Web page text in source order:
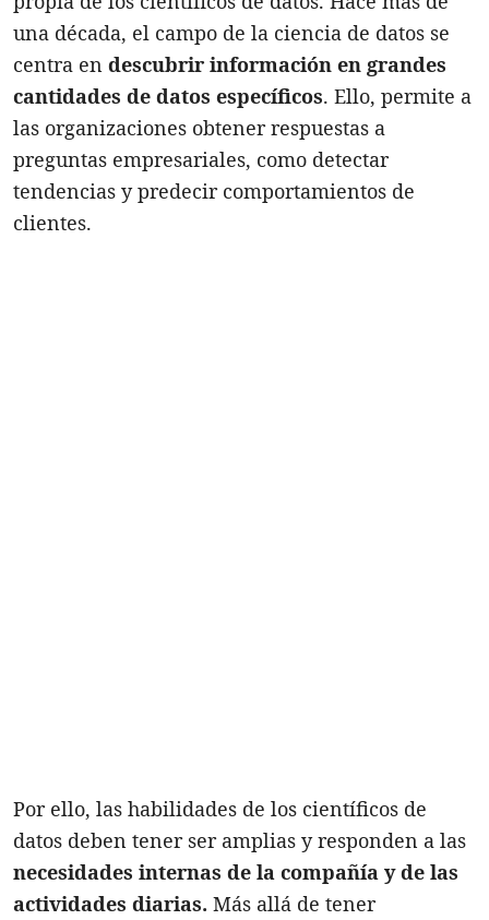
una década, el campo de la ciencia de datos se
centra en descubrir información en grandes
cantidades de datos específicos. Ello, permite a
las organizaciones obtener respuestas a
preguntas empresariales, como detectar
tendencias y predecir comportamientos de
clientes.
Por ello, las habilidades de los científicos de
datos deben tener ser amplias y responden a las
necesidades internas de la compañía y de las
actividades diarias. Más allá de tener